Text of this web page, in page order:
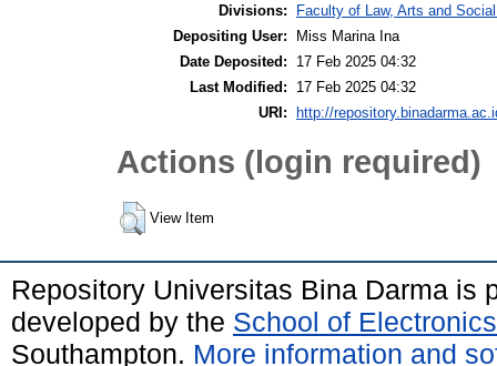
Divisions:
Faculty of Law, Arts and
Depositing User:
Miss Marina Ina
Date Deposited:
17 Feb 2025 04:32
Last Modified:
17 Feb 2025 04:32
URI:
http://
Actions (login required)
View Item
Repository Universitas Bina Darma is
developed by the School of
Southampton. More information and